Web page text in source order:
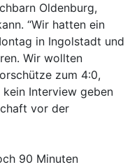
Oldenburg,
“Wir hatten ein
in Ingolstadt und
Wir wollten
zum 4:0,
Interview geben
vor der
90 Minuten